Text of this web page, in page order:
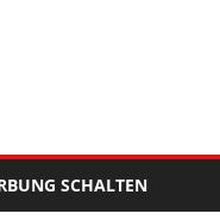
SCHALTEN